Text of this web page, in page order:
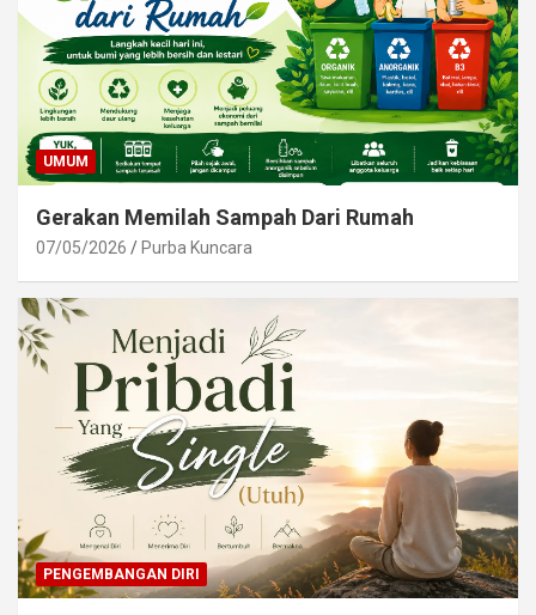
UMUM
Gerakan Memilah Sampah Dari Rumah
07/05/2026 Purba Kuncara
PENGEMBANGAN DIRI